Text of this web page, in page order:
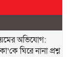
অভিযোগ:
ঘিরে নানা প্রশ্ন